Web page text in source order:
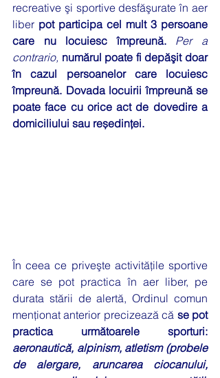
recreative şi sportive desfăşurate în aer
liber pot participa cel mult 3 persoane
care nu locuiesc împreună.
Per a
contrario, numărul poate fi depăşit doar
în cazul persoanelor care locuiesc
împreună. Dovada locuirii împreună se
poate face cu orice act de dovedire a
domiciliului sau reședinței.
În ceea ce priveşte activităţile sportive
care se pot practica în aer liber, pe
durata stării de alertă, Ordinul comun
menţionat anterior precizează că se pot
aeronautică, alpinism, atletism (probele
de alergare, aruncarea ciocanului,